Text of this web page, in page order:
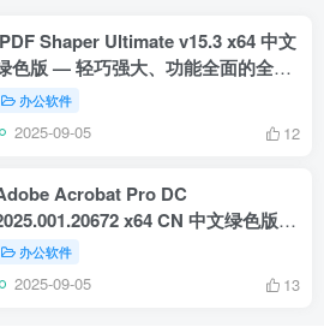
PDF Shaper Ultimate v15.3 x64 中文
色版 — 轻巧强大、功能全面的全能
型PDF处理中心
办公软件
2025-09-05 12
Acrobat Pro DC
x64 CN 中文绿色版
— 功能完整、即开即用的专业PDF便
携解决方案
办公软件
2025-09-05 13